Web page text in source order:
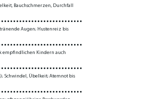
Bauchschmerzen, Durchfall
Augen; Hustenreiz bis
empfindlichen Kindern auch
Schwindel, Übelkeit; Atemnot bis